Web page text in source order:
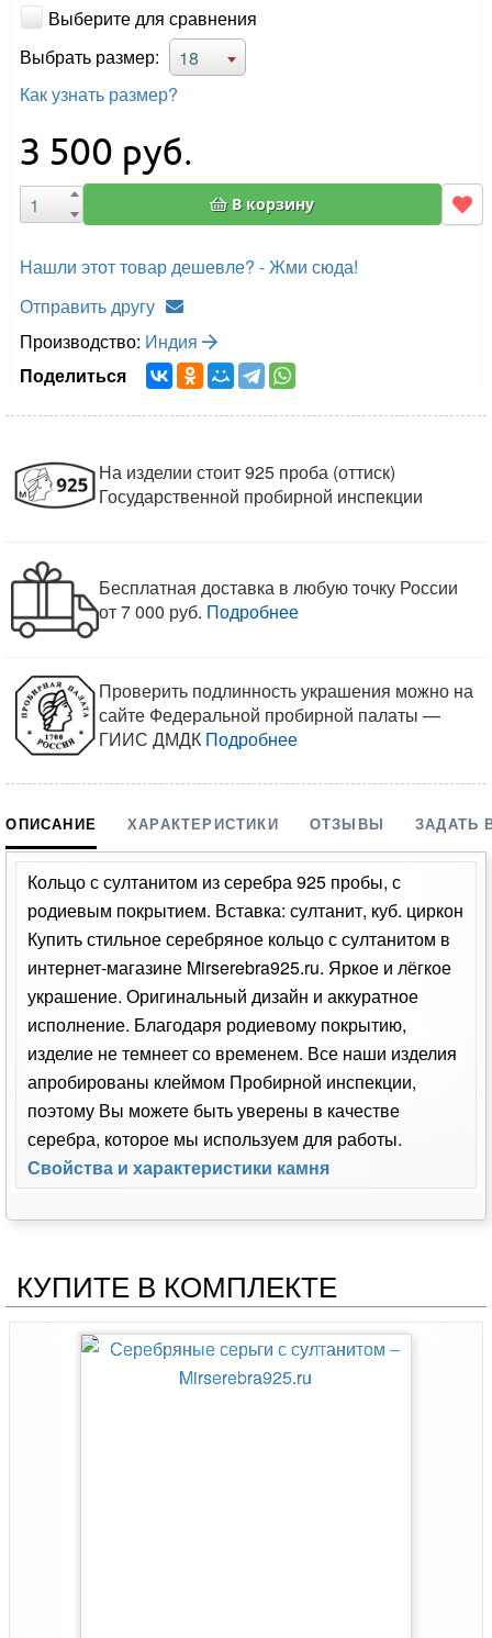
Выберите для сравнения
Выбрать размер:
18
Как узнать размер?
3 500 руб.
В корзину
Нашли этот товар дешевле? - Жми сюда!
Отправить другу
Производство: Индия
Поделиться
На изделии стоит 925 проба (оттиск)
Государственной пробирной инспекции
Бесплатная доставка в любую точку России
от 7 000 руб. Подробнее
Проверить подлинность украшения можно на
сайте Федеральной пробирной палаты —
ГИИС ДМДК Подробнее
ОПИСАНИЕ ХАРАКТЕРИСТИКИ ОТЗЫВЫ ЗАДАТЬ
Кольцо с султанитом из серебра 925 пробы, с
родиевым покрытием. Вставка: султанит, куб. циркон
Купить стильное серебряное кольцо с султанитом в
интернет-магазине Mirserebra925.ru. Яркое и лёгкое
украшение. Оригинальный дизайн и аккуратное
исполнение. Благодаря родиевому покрытию,
изделие не темнеет со временем. Все наши изделия
апробированы клеймом Пробирной инспекции,
поэтому Вы можете быть уверены в качестве
серебра, которое мы используем для работы.
Свойства и характеристики камня
КУПИТЕ В КОМПЛЕКТЕ